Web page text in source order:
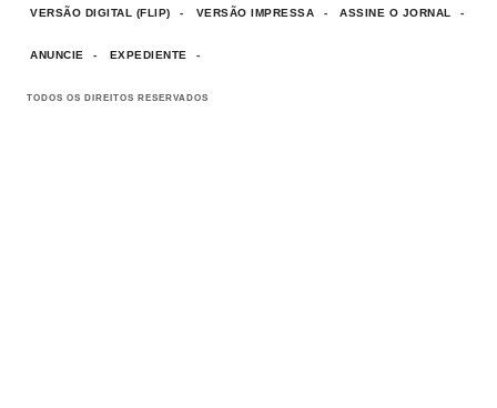
VERSÃO DIGITAL (FLIP) VERSÃO IMPRESSA ASSINE O JORNAL
ANUNCIE EXPEDIENTE
TODOS OS DIREITOS RESERVADOS